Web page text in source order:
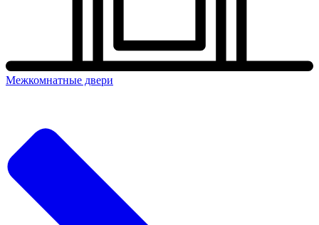
Межкомнатные двери